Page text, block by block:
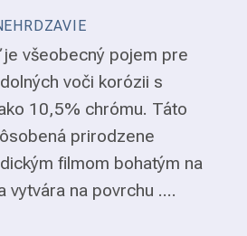
všeobecný pojem pre
voči korózii s
10,5% chrómu. Táto
prirodzene
filmom bohatým na
vytvára na povrchu ....